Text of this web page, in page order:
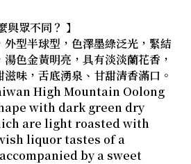
與眾不同？ 】
型半球型，色澤墨綠泛光，緊結
色金黃明亮，具有淡淡蘭花香，
味，舌底湧泉、甘甜清香滿口。
High Mountain Oolong
with dark green dry
are light roasted with
liquor tastes of a
by a sweet